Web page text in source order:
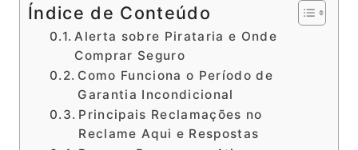
Índice de Conteúdo
Alerta sobre Pirataria e Onde
Comprar Seguro
Como Funciona o Período de
Garantia Incondicional
Principais Reclamações no
Reclame Aqui e Respostas